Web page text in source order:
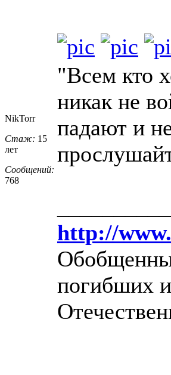
NikTorr
Стаж: 15
лет
Сообщений:
768
"Всем кто
никак не
падают и
http://
погибших